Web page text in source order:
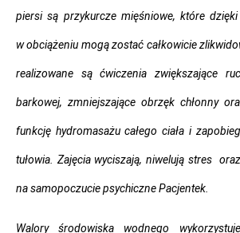
piersi są przykurcze mięśniowe, które
w obciążeniu mogą zostać całkowicie
realizowane są ćwiczenia zwiększające
barkowej, zmniejszające obrzęk chłonny
funkcję hydromasażu całego ciała i
tułowia. Zajęcia wyciszają, niwelują stres
na samopoczucie psychiczne Pacjentek.
Walory środowiska wodnego